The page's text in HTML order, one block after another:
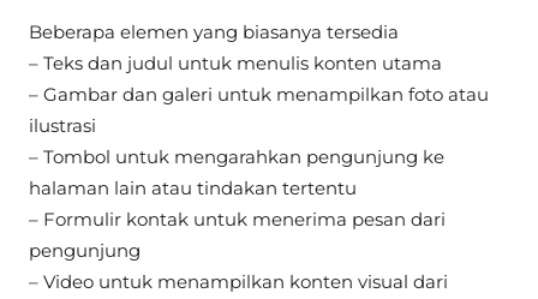
Beberapa elemen yang biasanya tersedia
– Teks dan judul untuk menulis konten utama
– Gambar dan galeri untuk menampilkan foto atau
ilustrasi
– Tombol untuk mengarahkan pengunjung ke
halaman lain atau tindakan tertentu
– Formulir kontak untuk menerima pesan dari
pengunjung
– Video untuk menampilkan konten visual dari